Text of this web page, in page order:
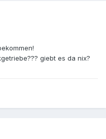
giebt es da nix?